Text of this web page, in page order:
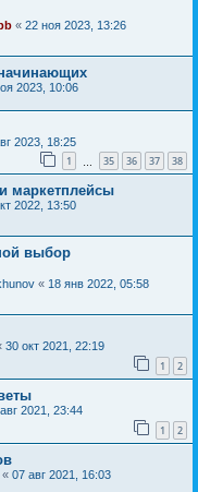
« 22 ноя 2023, 13:26
2023, 10:06
2023, 18:25
1 35 36 37 38
маркетплейсы
2022, 13:50
выбор
« 18 янв 2022, 05:58
30 окт 2021, 22:19
1 2
2021, 23:44
1 2
« 07 авг 2021, 16:03